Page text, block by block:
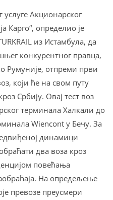
услуге Акционарског
Карго“, определио је
из Истамбула, да
конкурентног правца,
Румуније, отпреми први
који ће на свом путу
Србију. Овај тест воз
терминала Халкали до
Wiencont у Бечу. За
динамици
два воза кроз
повећања
На опредељење
превозе преусмери